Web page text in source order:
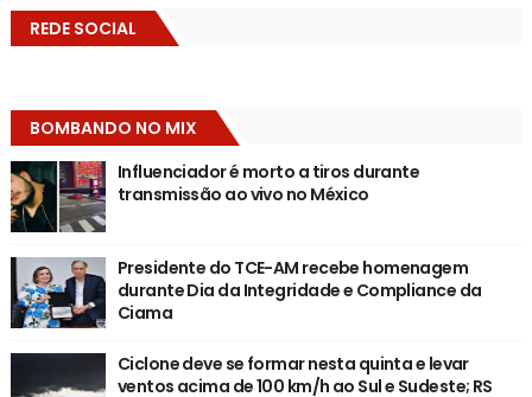
REDE SOCIAL
BOMBANDO NO MIX
Influenciador é morto a tiros durante
transmissão ao vivo no México
Presidente do TCE-AM recebe homenagem
durante Dia da Integridade e Compliance da
Ciama
Ciclone deve se formar nesta quinta e levar
ventos acima de 100 km/h ao Sul e Sudeste; RS